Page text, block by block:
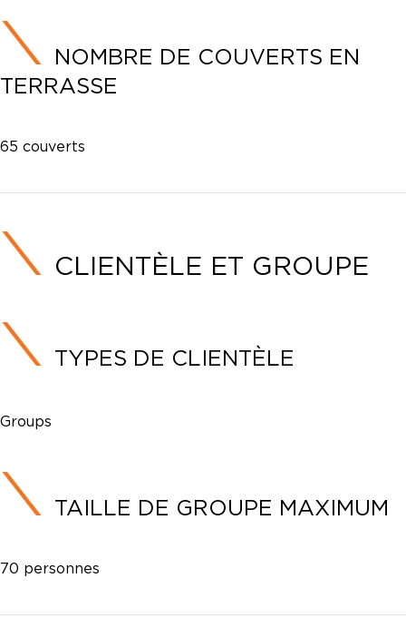
NOMBRE DE COUVERTS EN
TERRASSE
65 couverts
CLIENTÈLE ET GROUPE
TYPES DE CLIENTÈLE
Groups
TAILLE DE GROUPE MAXIMUM
70 personnes